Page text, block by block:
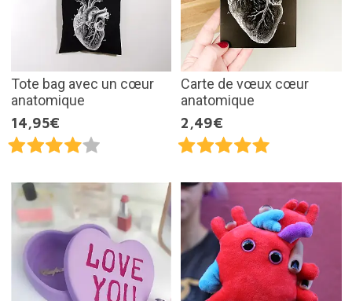
Tote bag avec un cœur
anatomique
14,95€
Carte de vœux cœur
anatomique
2,49€